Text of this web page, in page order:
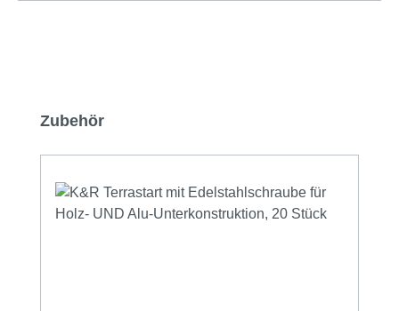
Produktgalerie überspringen
Zubehör